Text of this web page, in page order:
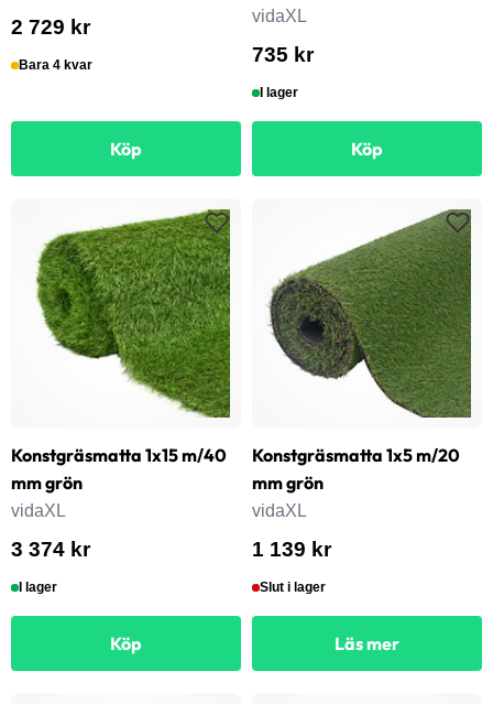
2 729 kr
Bara 4 kvar
Köp
vidaXL
735 kr
I lager
Köp
Konstgräsmatta 1x15 m/40
mm grön
vidaXL
3 374 kr
I lager
Köp
Konstgräsmatta 1x5 m/20
mm grön
vidaXL
1 139 kr
Slut i lager
Läs mer